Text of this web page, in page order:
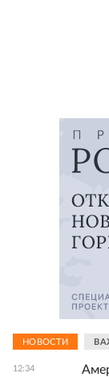
НОВОСТИ
12:34